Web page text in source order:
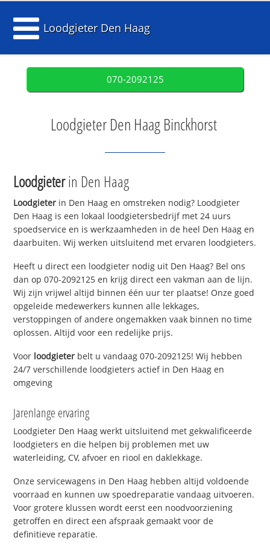
Loodgieter Den Haag
070-2092125
Loodgieter Den Haag Binckhorst
Loodgieterin Den Haag
Loodgieter in Den Haag en omstreken nodig? Loodgieter
Den Haag is een lokaal loodgietersbedrijf met 24 uurs
spoedservice en is werkzaamheden in de heel Den Haag en
daarbuiten. Wij werken uitsluitend met ervaren loodgieters.
Heeft u direct een loodgieter nodig uit Den Haag? Bel ons
dan op 070-2092125 en krijg direct een vakman aan de lijn.
Wij zijn vrijwel altijd binnen één uur ter plaatse! Onze goed
opgeleide medewerkers kunnen alle lekkages,
verstoppingen of andere ongemakken vaak binnen no time
oplossen. Altijd voor een redelijke prijs.
Voor loodgieter belt u vandaag 070-2092125! Wij hebben
24/7 verschillende loodgieters actief in Den Haag en
omgeving
Jarenlange ervaring
Loodgieter Den Haag werkt uitsluitend met gekwalificeerde
loodgieters en die helpen bij problemen met uw
waterleiding, CV, afvoer en riool en daklekkage.
Onze servicewagens in Den Haag hebben altijd voldoende
voorraad en kunnen uw spoedreparatie vandaag uitvoeren.
Voor grotere klussen wordt eerst een noodvoorziening
getroffen en direct een afspraak gemaakt voor de
definitieve reparatie.